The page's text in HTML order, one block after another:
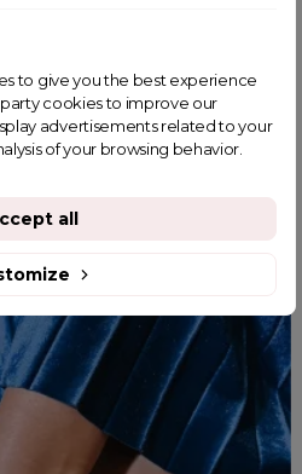
ALSO LIKE
to give you the best experience
party cookies to improve our
advertisements related to your
of your browsing behavior.
all